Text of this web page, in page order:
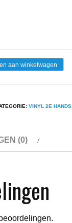
aan winkelwagen
VINYL 2E HANDS
(0)